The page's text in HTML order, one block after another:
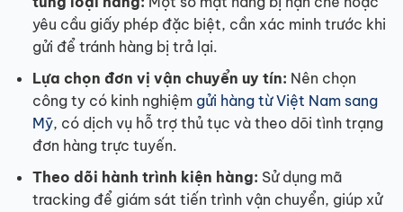
yêu cầu giấy phép đặc biệt, cần xác minh trước khi
gửi để tránh hàng bị trả lại.
Lựa chọn đơn vị vận chuyển uy tín: Nên chọn
công ty có kinh nghiệm gửi hàng từ Việt Nam sang
Mỹ, có dịch vụ hỗ trợ thủ tục và theo dõi tình trạng
đơn hàng trực tuyến.
Theo dõi hành trình kiện hàng: Sử dụng mã
tracking để giám sát tiến trình vận chuyển, giúp xử